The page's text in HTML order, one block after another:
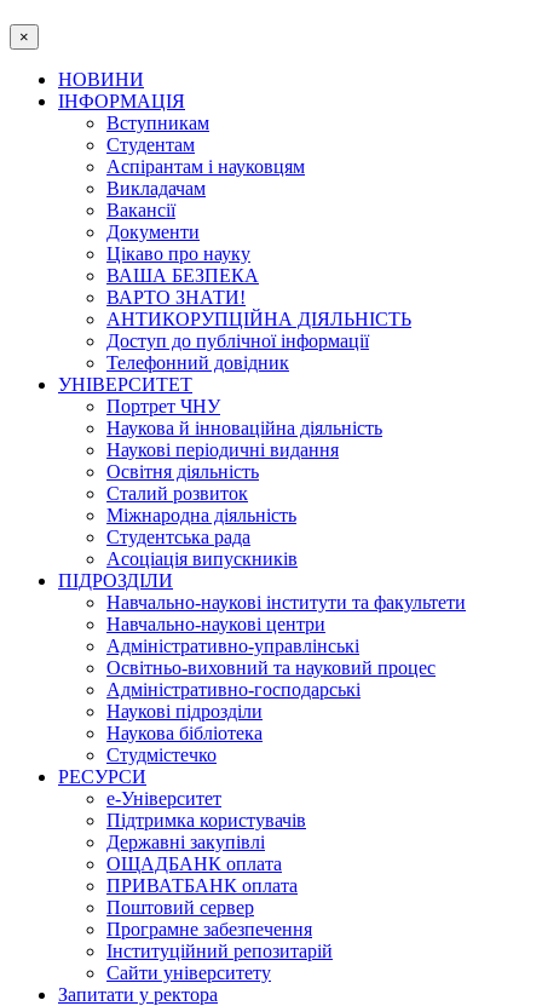
×
НОВИНИ
ІНФОРМАЦІЯ
Вступникам
Студентам
Аспірантам і науковцям
Викладачам
Вакансії
Документи
Цікаво про науку
ВАША БЕЗПЕКА
ВАРТО ЗНАТИ!
АНТИКОРУПЦІЙНА ДІЯЛЬНІСТЬ
Доступ до публічної інформації
Телефонний довідник
УНІВЕРСИТЕТ
Портрет ЧНУ
Наукова й інноваційна діяльність
Наукові періодичні видання
Освітня діяльність
Сталий розвиток
Міжнародна діяльність
Студентська рада
Асоціація випускників
ПІДРОЗДІЛИ
Навчально-наукові інститути та факультети
Навчально-наукові центри
Адміністративно-управлінські
Освітньо-виховний та науковий процес
Адміністративно-господарські
Наукові підрозділи
Наукова бібліотека
Студмістечко
РЕСУРСИ
е-Університет
Підтримка користувачів
Державні закупівлі
ОЩАДБАНК оплата
ПРИВАТБАНК оплата
Поштовий сервер
Програмне забезпечення
Інституційний репозитарій
Сайти університету
Запитати у ректора